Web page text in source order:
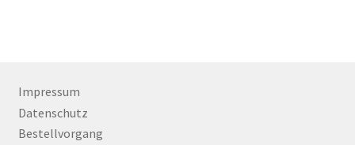
Impressum
Datenschutz
Bestellvorgang